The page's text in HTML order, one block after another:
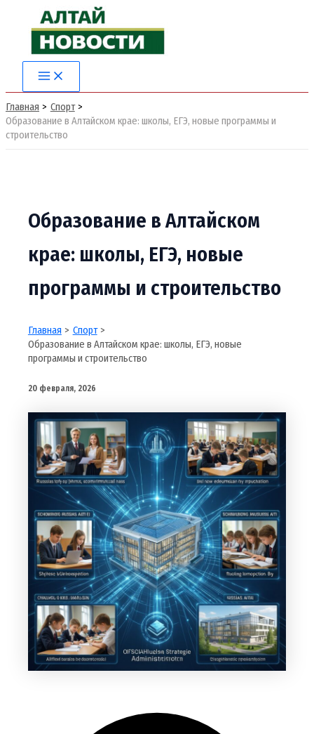
содержимому
Main
Menu
Главная
Спорт
Образование в Алтайском крае: школы, ЕГЭ, новые программы и
строительство
Образование в Алтайском
крае: школы, ЕГЭ, новые
программы и строительство
Главная
Спорт
Образование в Алтайском крае: школы, ЕГЭ, новые
программы и строительство
20 февраля, 2026